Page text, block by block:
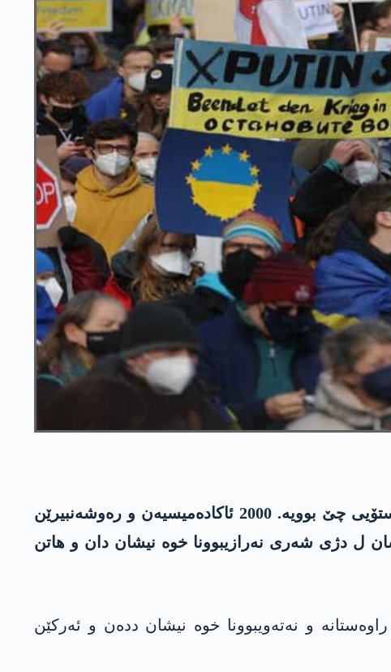
ل گۆری نووچەیان ل 44 باژارێن رووسیا ل دژی داگرکەرییا ئووکراینا خوەپێشاندن و چالاکیێن پرۆتەستۆیی چێ بوویە. 2000 ئاکادەمیسیەن و رەوشەنبیرێن
ل دژی شەری نەرازیبوونا خوە نیشان دان و ھاتن
و نەتەویبوونا خوە نیشان ددەن و ئەرکێن